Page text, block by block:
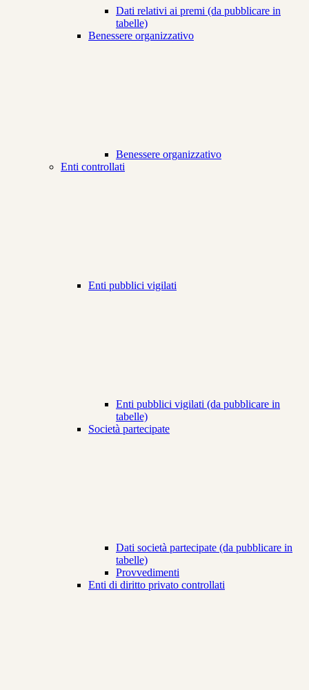
Dati relativi ai premi (da pubblicare in
tabelle)
Benessere organizzativo
Benessere organizzativo
Enti controllati
Enti pubblici vigilati
Enti pubblici vigilati (da pubblicare in
tabelle)
Società partecipate
Dati società partecipate (da pubblicare in
tabelle)
Provvedimenti
Enti di diritto privato controllati